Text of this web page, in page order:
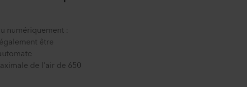
numériquement :
être
de l'air de 650